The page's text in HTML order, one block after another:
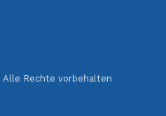
Rechte vorbehalten